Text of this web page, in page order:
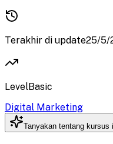
Terakhir di update25/5/
LevelBasic
Digital Marketing
Tanyakan tentang kursus